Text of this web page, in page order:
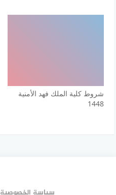
شروط كلية الملك فهد الأمنية
1448
سياسة الخصوصية